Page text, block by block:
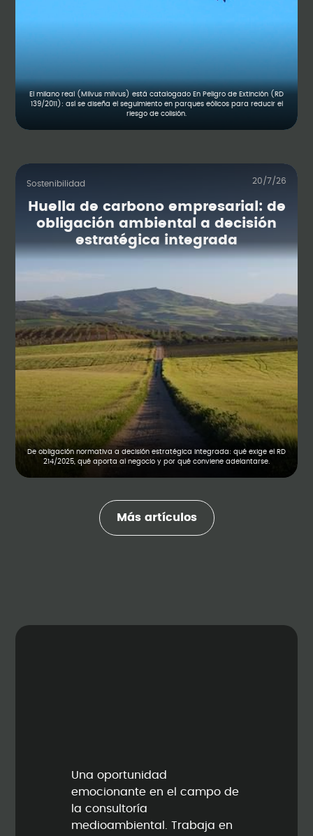
El milano real (Milvus milvus) está catalogado En Peligro de Extinción (RD
139/2011): así se diseña el seguimiento en parques eólicos para reducir el
riesgo de colisión.
Sostenibilidad 20/7/26
Huella de carbono empresarial: de
obligación ambiental a decisión
estratégica integrada
De obligación normativa a decisión estratégica integrada: qué exige el RD
214/2025, qué aporta al negocio y por qué conviene adelantarse.
Más artículos
Una oportunidad
emocionante en el campo de
la consultoría
medioambiental. Trabaja en